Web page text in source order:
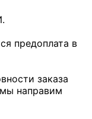
предоплата в
заказа
направим